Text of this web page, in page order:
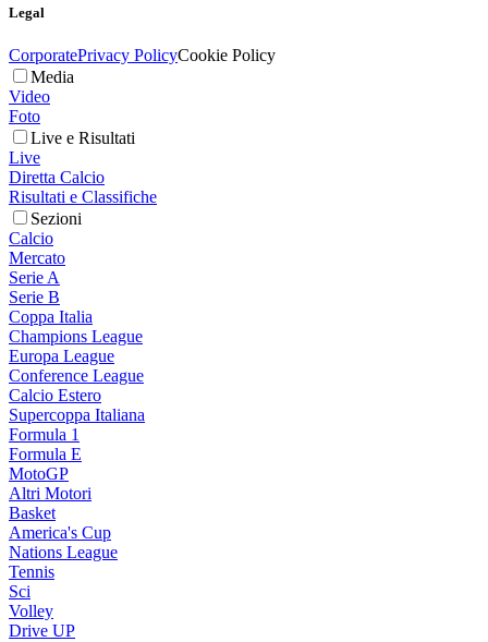
Legal
CorporatePrivacy PolicyCookie Policy
Media
Video
Foto
Live e Risultati
Live
Diretta Calcio
Risultati e Classifiche
Sezioni
Calcio
Mercato
Serie A
Serie B
Coppa Italia
Champions League
Europa League
Conference League
Calcio Estero
Supercoppa Italiana
Formula 1
Formula E
MotoGP
Altri Motori
Basket
America's Cup
Nations League
Tennis
Sci
Volley
Drive UP